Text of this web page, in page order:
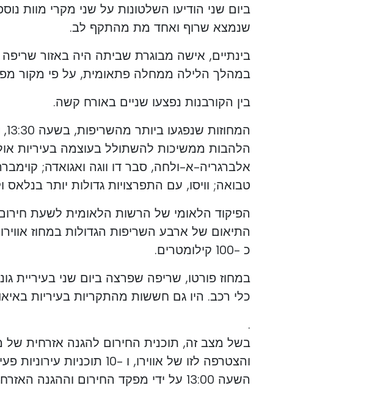
ביום שני הודיעו השלטונות על שני מקרי מוות
שנמצא שרוף ואחד מת מהתקף לב.
בינתיים, אישה מבוגרת שביתה היה באזור
במהלך הלילה ממחלה פתאומית, על פי מקור
בין הקורבנות נפצעו שניים באורח קשה.
הלהבות ממשיכות להשתולל בעוצמה בעיריות
אלברגריה-א-ולחה, סבר דו ווגה ואגואדה;
טבואה; וויסו, עם התפרצויות גדולות יותר בנלאס
הפיקוד הלאומי של הרשות הלאומית לשעת
התיאום של ארבע השריפות הגדולות במחוז
כ -100 קילומטרים.
כלי רכב. היו גם חששות מהתקריות בעיריות
.
בשל מצב זה, תוכנית החירום להגנה אזרחית של
והצטרפה לזו של אווירו, ו -10
השעה 13:00 על ידי מפקד החירום וההגנה האזרחית הלאומי, אנדרה פרננדס.